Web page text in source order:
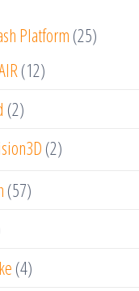
Platform (25)
(12)
(2)
(2)
(57)
(4)